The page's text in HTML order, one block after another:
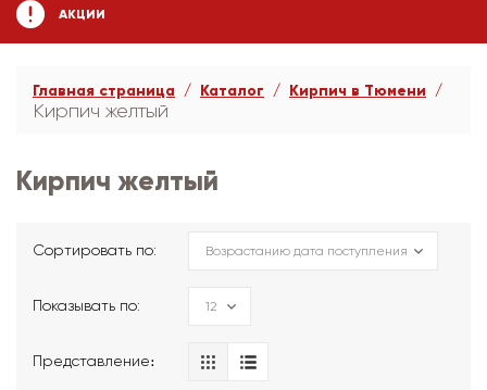
АКЦИИ
Главная страница Каталог Кирпич в Тюмени
Кирпич желтый
Кирпич желтый
Сортировать по:
Показывать по:
Представление։